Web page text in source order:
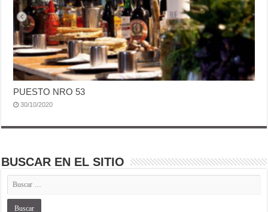
PUESTO NRO 53
30/10/2020
BUSCAR EN EL SITIO